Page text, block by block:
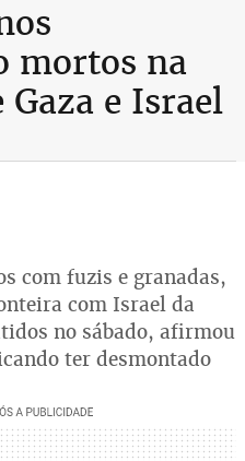
mortos na
e Israel
com fuzis e granadas,
com Israel da
no sábado, afirmou
ter desmontado